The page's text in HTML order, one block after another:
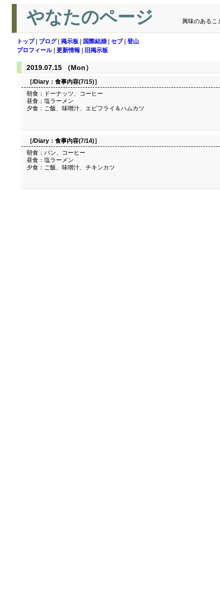
やなたのページ 興味のあるこ
トップ| ブログ| 掲示板 国際結婚 セブ| 登山
プロフィール| 更新情報 旧掲示板
2019.07.15 （Mon）
［/Diary： 食事内容(7/15)］
朝食：ドーナッツ、コーヒー
昼食；塩ラーメン
夕食：ご飯、味噌汁、エビフライ＆ハムカツ
［/Diary： 食事内容(7/14)］
朝食：パン、コーヒー
昼食：塩ラーメン
夕食：ご飯、味噌汁、チキンカツ